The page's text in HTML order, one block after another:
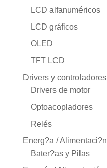
LCD alfanuméricos
LCD gráficos
OLED
TFT LCD
Drivers y controladores
Drivers de motor
Optoacopladores
Relés
Energ?a / Alimentaci?n
Bater?as y Pilas